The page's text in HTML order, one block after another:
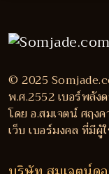
© 2025
พ.ศ.2552 เบอร์พลัง
โดย อ.สมเจตน์ ศฤง
เว็บ เบอร์มงคล ที่มีผู้